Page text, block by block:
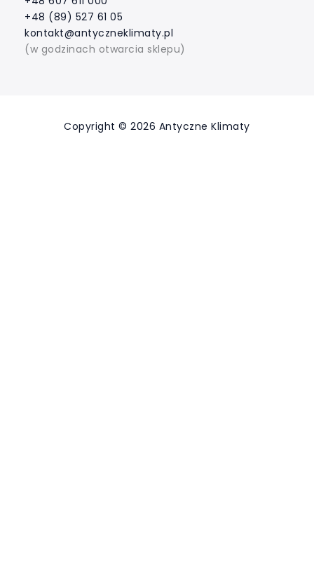
+48 (89) 527 61 05
kontakt@antyczneklimaty.pl
(w godzinach otwarcia sklepu)
Copyright © 2026 Antyczne Klimaty